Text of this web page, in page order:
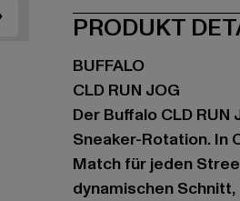
PRODUKT
BUFFALO
CLD RUN JOG
Der Buffalo CLD
Sneaker-Rotation. In
Match für jeden
dynamischen